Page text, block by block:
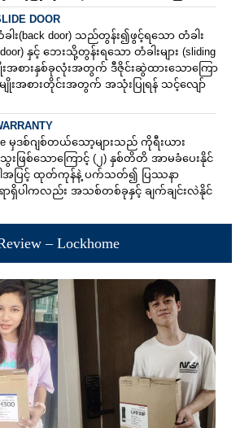
DOOR
း(back door) သည်တွန်း၍ဖွင့်ရသော တံခါး
door) နှင့် ဘေးသို့တွန်းရသော တံခါးများ (sliding
းအစားနှစ်ခုလုံးအတွက် ဒီဇိုင်းဆွဲထားသောကြော
ျိုးအစားတိုင်းအတွက် အသုံးပြုရန် သင့်လျော်
မှဒစ်ဂျစ်တယ်သော့များသည် ကိုရီးယား
ဖြစ်သောကြောင့် (၂) နှစ်တိတိ အာမခံပေးနိုင်
ါအပြင့် ထုတ်ကုန်နဲ့ ပက်သတ်၍ ပြဿနာ
ရှိပါကလည်း အသစ်တစ်ခုနှင့် ချက်ချင်းလဲနိုင်
– Lockhome